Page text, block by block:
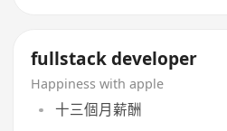
fullstack developer
Happiness with apple
十三個月薪酬